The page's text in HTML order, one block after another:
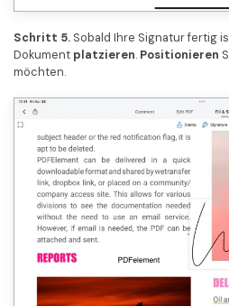
Schritt 5. Sobald Ihre Signatur fertig
Dokument platzieren. Positionieren
möchten.